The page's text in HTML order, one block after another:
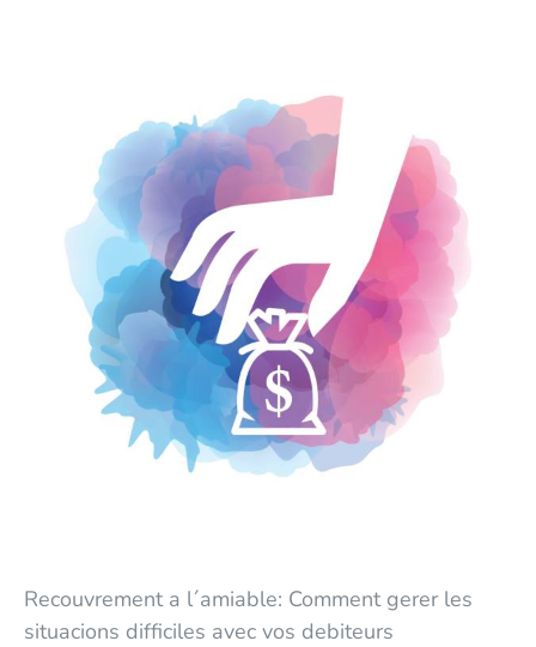
Recouvrement a l´amiable: Comment gerer les
situacions difficiles avec vos debiteurs